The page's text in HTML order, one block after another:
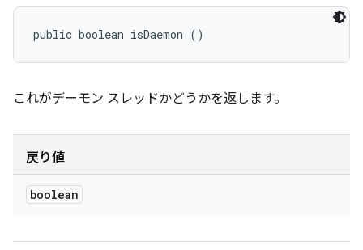
public boolean isDaemon ()
これがデーモン スレッドかどうかを返します。
戻り値
boolean